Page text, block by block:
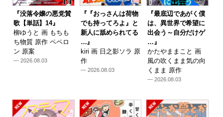
『没落令嬢の悪党賛
歌【単話】14』
柳ゆうと 画 もちも
ち物質 原作 ペペロ
ン 原案
— 2026.08.03
『『おっさんは荷物
でも持ってろよ』と
新人に舐められてる
…』
kiri 画 日之影ソラ 原
作
— 2026.08.03
『最底辺であがく僕
は、異世界で希望に
出会う～自分だけゲ
…』
かたやままこと 画
風の吹くまま気の向
くまま 原作
— 2026.08.03